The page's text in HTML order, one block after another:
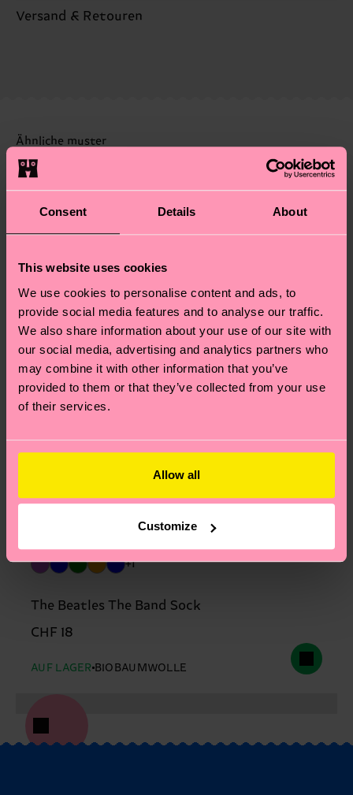
Consent Details About
This website uses cookies
We use cookies to personalise content and ads, to
provide social media features and to analyse our traffic.
We also share information about your use of our site with
our social media, advertising and analytics partners who
may combine it with other information that you’ve
provided to them or that they’ve collected from your use
of their services.
Allow all
Customize
Genaue Information:
Nachhaltigkeit ist mehr als nur Qualität und
Versand & Retouren
dass es sich hierbei um einen Richtwert handelt
und die genaue Lieferzeit von der lokalen Post in
deinem Land abhängt.
Du hast Fragen zu einer Retoure? In unserem
Hilfebereich im ArtikelRetourenfindest du die
Ähnliche muster
Special
Edition
+1
The Beatles The Band Sock
CHF 18
AUF LAGER BIOBAUMWOLLE